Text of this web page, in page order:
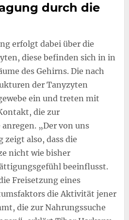
durch die
erfolgt dabei über die
diese befinden sich in in
des Gehirns. Die nach
der Tanyzyten
ein und treten mit
die zur
„Der von uns
zeigt also, dass die
nicht wie bisher
beeinflusst.
Freisetzung eines
die Aktivität jener
die zur Nahrungssuche